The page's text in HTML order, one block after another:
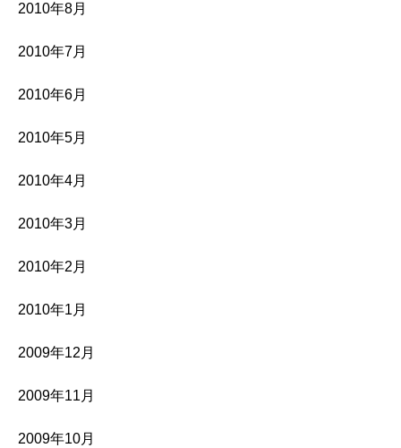
2010年8月
2010年7月
2010年6月
2010年5月
2010年4月
2010年3月
2010年2月
2010年1月
2009年12月
2009年11月
2009年10月